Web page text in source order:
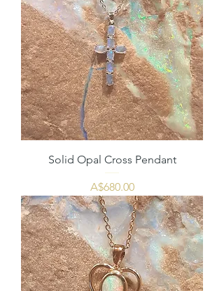
Solid Opal Cross Pendant
価格
A$680.00